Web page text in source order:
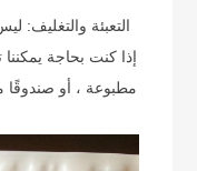
إذا كنت بحاجة